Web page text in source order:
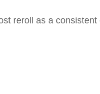
reroll as a